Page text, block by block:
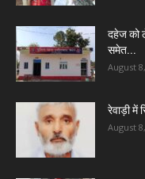
दहेज को
समेत...
August
रेवाड़ी में
August